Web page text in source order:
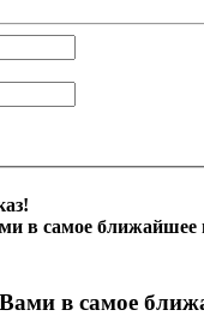
в самое ближайшее
в самое